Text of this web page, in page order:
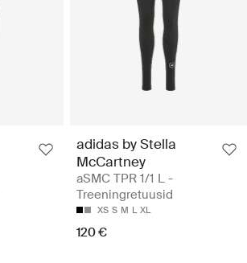
adidas by Stella
McCartney
aSMC TPR 1/1 L -
Treeningretuusid
XS S M L XL
120 €